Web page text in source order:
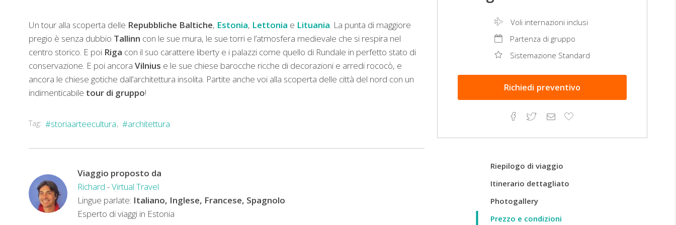
Un tour alla scoperta delle Repubbliche Baltiche, Estonia, Lettonia e Lituania. La punta di maggiore
pregio è senza dubbio Tallinn con le sue mura, le sue torri e l’atmosfera medievale che si respira nel
centro storico. E poi Riga con il suo carattere liberty e i palazzi come quello di Rundale in perfetto stato di
conservazione. E poi ancora Vilnius e le sue chiese barocche ricche di decorazioni e arredi rococò, e
ancora le chiese gotiche dall’architettura insolita. Partite anche voi alla scoperta delle città del nord con un
indimenticabile tour di gruppo!
Tag: #storiaarteecultura #architettura
Viaggio proposto da
Richard -Virtual Travel
Lingue parlate: Italiano, Inglese, Francese, Spagnolo
Esperto di viaggi in Estonia
Voli internazioni inclusi
Partenza di gruppo
Sistemazione Standard
Richiedi preventivo
Facebook
TwitterEmailAggiungi
Riepilogo di viaggio
Itinerario dettagliato
Photogallery
Prezzo e condizioni